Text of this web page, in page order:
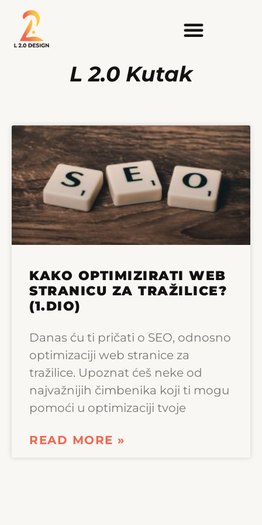
L 2.0 Kutak
KAKO OPTIMIZIRATI WEB
STRANICU ZA TRAŽILICE?
(1.DIO)
Danas ću ti pričati o SEO, odnosno
optimizaciji web stranice za
tražilice. Upoznat ćeš neke od
najvažnijih čimbenika koji ti mogu
pomoći u optimizaciji tvoje
READ MORE »